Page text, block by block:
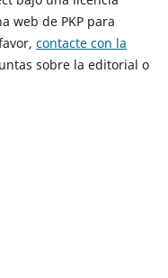
web de PKP para
contacte con la
sobre la editorial o